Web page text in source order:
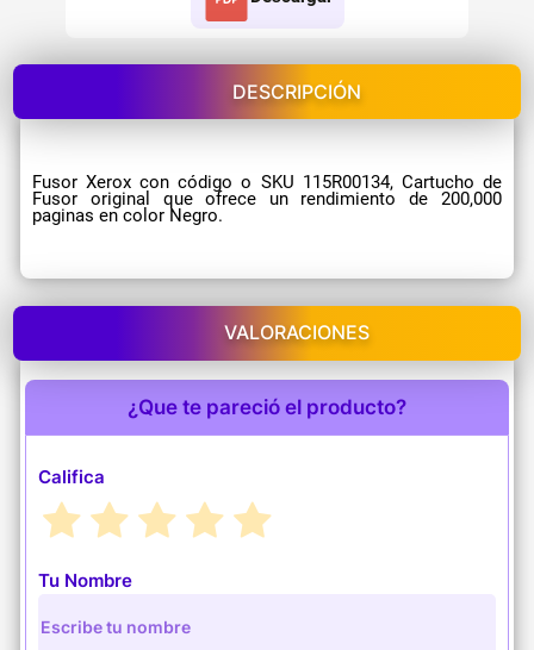
DESCRIPCIÓN
Fusor Xerox con código o SKU 115R00134, Cartucho de
Fusor original que ofrece un rendimiento de 200,000
paginas en color Negro.
VALORACIONES
¿Que te pareció el producto?
Califica
Tu Nombre